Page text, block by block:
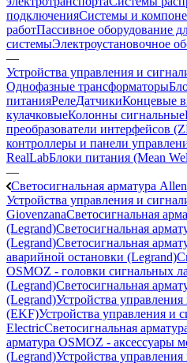
подключенияСистемы и
работПассивное оборудование
системыЭлектроустановочное
—
Устройства управления и
Однофазные трансформаторы
питанияРелеДатчикиКонцевые
кулачковыеКолонны сигнальные
преобразователи интерфейсов
контроллеры и панели
RealLabБлоки питания (Mean
—
Светосигнальная арматура
Устройства управления и
GiovenzanaСветосигнальная
(Legrand)Светосигнальная
(Legrand)Светосигнальная
аварийной остановки (Legrand)
OSMOZ - головки сигнальных
(Legrand)Светосигнальная
(Legrand)Устройства
(EKF)Устройства управления и
ElectricСветосигнальная
арматура OSMOZ - аксессуары
(Legrand)Устройства